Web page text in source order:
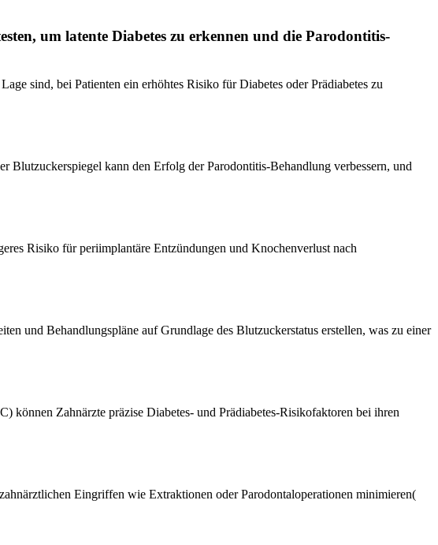
um latente Diabetes zu erkennen und die Parodontitis-
sind, bei Patienten ein erhöhtes Risiko für Diabetes oder Prädiabetes zu
kann den Erfolg der Parodontitis-Behandlung verbessern, und
Risiko für periimplantäre Entzündungen und Knochenverlust nach
und Behandlungspläne auf Grundlage des Blutzuckerstatus erstellen, was zu einer
können Zahnärzte präzise Diabetes- und Prädiabetes-Risikofaktoren bei ihren
Eingriffen wie Extraktionen oder Parodontaloperationen minimieren​(